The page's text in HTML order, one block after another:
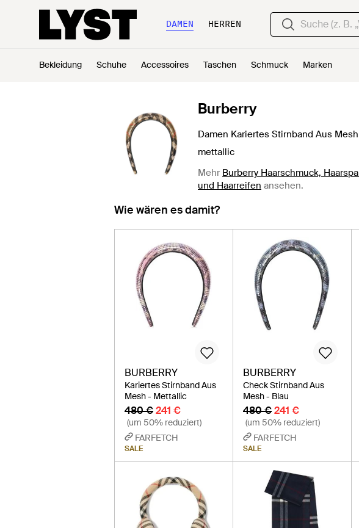
DAMEN HERREN
Bekleidung Schuhe Accessoires Taschen Schmuck Marken
Burberry
Damen Kariertes Stirnband Aus
mettallic
Mehr Burberry Haarschmuck,
und Haarreifen ansehen.
Wie wären es damit?
BURBERRY
Kariertes Stirnband Aus
Mesh - Mettallic
480 €241 €
(um 50% reduziert)
FARFETCH
SALE
BURBERRY
Check Stirnband Aus
Mesh - Blau
480 € 241 €
(um 50% reduziert)
FARFETCH
SALE